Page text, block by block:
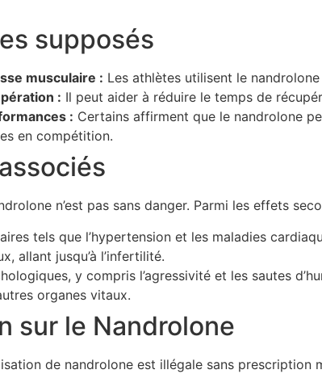
supposés
musculaire : Les athlètes utilisent le
: Il peut aider à réduire le temps de
: Certains affirment que le nandrolone
en compétition.
n’est pas sans danger. Parmi les effets
tels que l’hypertension et les maladies
allant jusqu’à l’infertilité.
y compris l’agressivité et les sautes
organes vitaux.
sur le Nandrolone
de nandrolone est illégale sans